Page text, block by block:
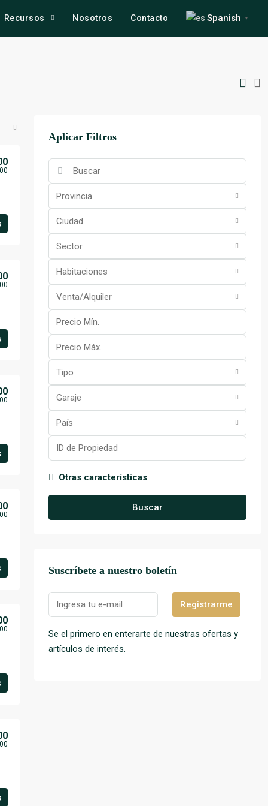
Recursos Nosotros Contacto Spanish ▼
Aplicar Filtros
Provincia
Ciudad
Sector
Habitaciones
Venta/Alquiler
Tipo
Garaje
País
Otras características
Buscar
Suscríbete a nuestro boletín
Registrarme
Se el primero en enterarte de nuestras ofertas y
artículos de interés.